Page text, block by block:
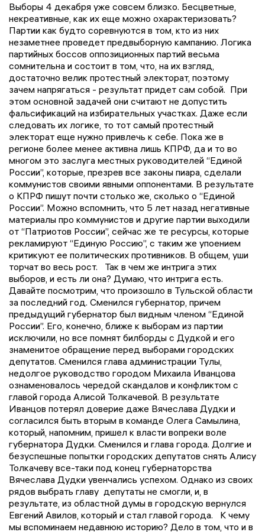
Выборы 4 декабря уже совсем близко. Бесцветные,
некреативные, как их еще можно охарактеризовать?
Партии как будто соревнуются в том, кто из них
незаметнее проведет предвыборную кампанию. Логика
партийных боссов оппозиционных партий весьма
сомнительна и состоит в том, что, на их взгляд,
достаточно велик протестный электорат, поэтому
зачем напрягаться - результат придет сам собой. При
этом основной задачей они считают не допустить
фальсификаций на избирательных участках. Даже если
следовать их логике, то тот самый протестный
электорат еще нужно привлечь к себе. Пока же в
регионе более менее активна лишь КПРФ, да и то во
многом это заслуга местных руководителей “Единой
России”, которые, презрев все законы пиара, сделали
коммунистов своими явными оппонентами. В результате
о КПРФ пишут почти столько же, сколько о “Единой
России”. Можно вспомнить, что 5 лет назад негативные
материалы про коммунистов и другие партии выходили
от “Патриотов России”, сейчас же те ресурсы, которые
рекламируют “Единую Россию”, с таким же упоением
критикуют ее политических противников. В общем, уши
торчат во весь рост. Так в чем же интрига этих
выборов, и есть ли она? Думаю, что интрига есть.
Давайте посмотрим, что произошло в Тульской области
за последний год. Сменился губернатор, причем
предыдущий губернатор был видным членом “Единой
России”. Его, конечно, ближе к выборам из партии
исключили, но все помнят билборды с Дудкой и его
знаменитое обращение перед выборами городских
депутатов. Сменился глава администрации Тулы,
недолгое руководство городом Михаила Иванцова
ознаменовалось чередой скандалов и конфликтом с
главой города Алисой Толкачевой. В результате
Иванцов потерял доверие даже Вячеслава Дудки и
согласился быть вторым в команде Олега Самылина,
который, напомним, пришел к власти вопреки воле
губернатора Дудки. Сменился и глава города. Долгие и
безуспешные попытки городских депутатов снять Алису
Толкачеву все-таки под конец губернаторства
Вячеслава Дудки увенчались успехом. Однако из своих
рядов выбрать главу депутаты не смогли, и, в
результате, из областной думы в городскую вернулся
Евгений Авилов, который и стал главой города. К чему
мы вспоминаем недавнюю историю? Дело в том, что и в